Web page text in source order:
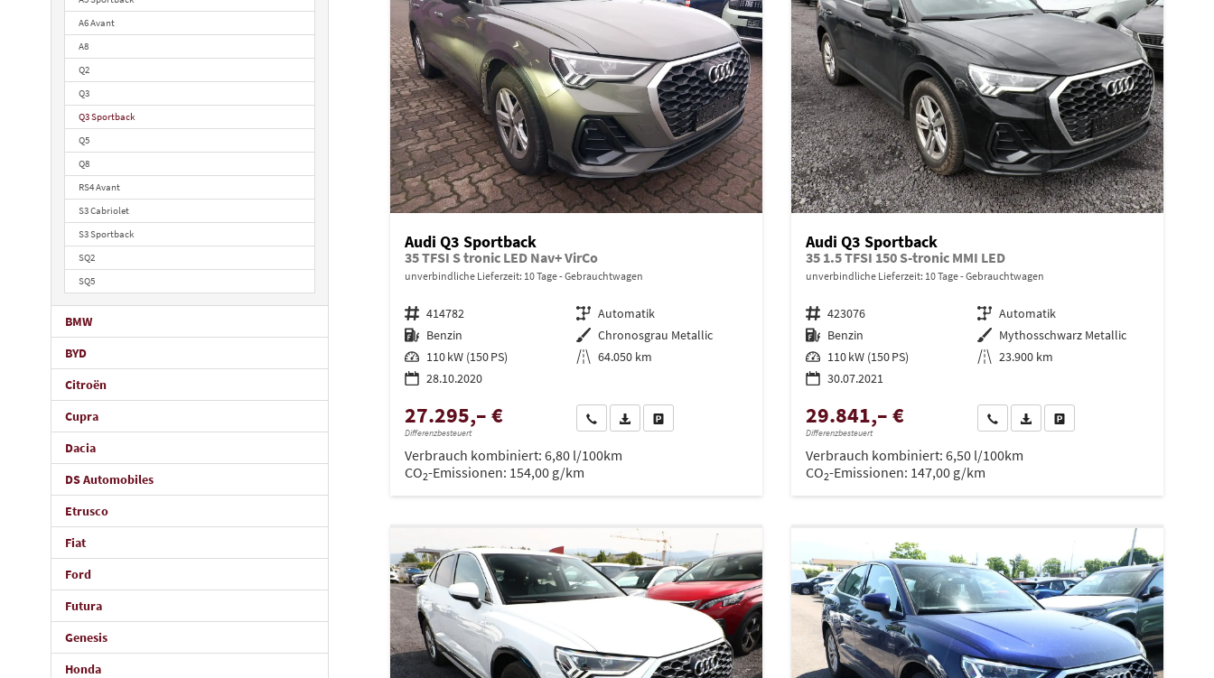
Audi Q3 Sportback
35 TFSI S tronic LED Nav+ VirCo
unverbindliche Lieferzeit: 10 Tage Gebrauchtwagen
Fahrzeugnr. 414782 Getriebe Automatik
Kraftstoff Benzin Außenfarbe Chronosgrau Metallic
Leistung 110 kW (150 PS) Kilometerstand 64.050 km
28.10.2020
27.295,– €
Differenzbesteuert
Wir rufen Sie anPDF-Datei, Fahrzeugexposé drucken
Drucken, parken oder vergleichen
Verbrauch kombiniert: 6,80 l/100km
CO2-Emissionen: 154,00 g/km
Audi Q3 Sportback
35 1.5 TFSI 150 S-tronic MMI LED
unverbindliche Lieferzeit: 10 Tage Gebrauchtwagen
Fahrzeugnr. 423076 Getriebe Automatik
Kraftstoff Benzin Außenfarbe Mythosschwarz Metallic
Leistung 110 kW (150 PS) Kilometerstand 23.900 km
30.07.2021
29.841,– €
Differenzbesteuert
Wir rufen Sie anPDF-Datei, Fahrzeugexposé drucken
Drucken, parken oder
Verbrauch kombiniert: 6,50 l/100km
CO2-Emissionen: 147,00 g/km
A6 Avant
A8
Q2
Q3
Q3 Sportback
Q5
Q8
RS4 Avant
S3 Cabriolet
S3 Sportback
SQ2
SQ5
BMW
BYD
Citroën
Cupra
Dacia
DS Automobiles
Etrusco
Fiat
Ford
Futura
Genesis
Honda